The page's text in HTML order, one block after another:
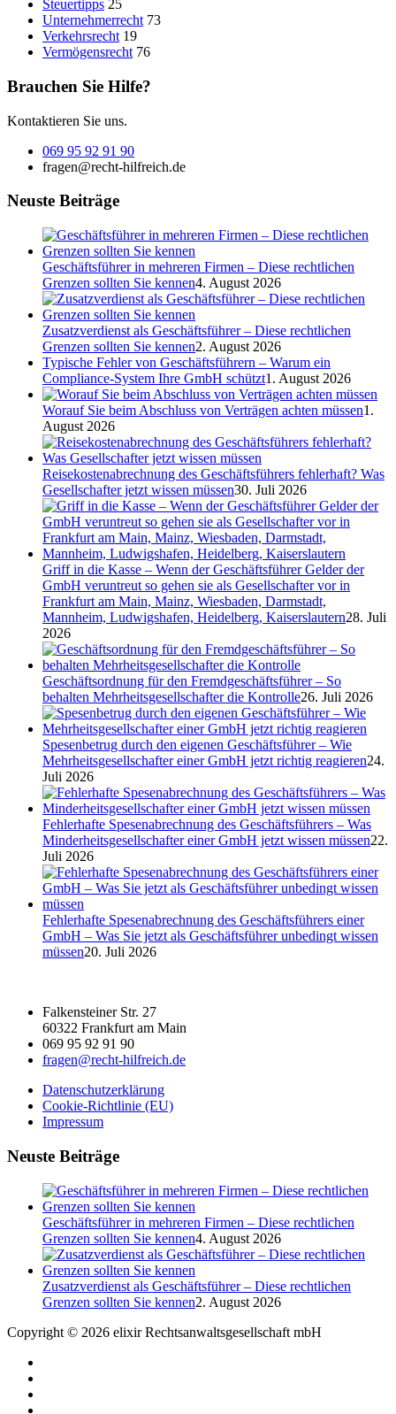
Steuertipps 25
Unternehmerrecht 73
Verkehrsrecht 19
Vermögensrecht 76
Brauchen Sie Hilfe?
Kontaktieren Sie uns.
069 95 92 91 90
fragen@recht-hilfreich.de
Neuste Beiträge
Geschäftsführer in mehreren Firmen – Diese rechtlichen
Grenzen sollten Sie kennen4. August 2026
Zusatzverdienst als Geschäftsführer – Diese rechtlichen
Grenzen sollten Sie kennen2. August 2026
Typische Fehler von Geschäftsführern – Warum ein
Compliance-System Ihre GmbH schützt1. August 2026
Worauf Sie beim Abschluss von Verträgen achten müssen1.
August 2026
Reisekostenabrechnung des Geschäftsführers fehlerhaft? Was
Gesellschafter jetzt wissen müssen30. Juli 2026
Griff in die Kasse – Wenn der Geschäftsführer Gelder der
GmbH veruntreut so gehen sie als Gesellschafter vor in
Frankfurt am Main, Mainz, Wiesbaden, Darmstadt,
Mannheim, Ludwigshafen, Heidelberg, Kaiserslautern28. Juli
2026
Geschäftsordnung für den Fremdgeschäftsführer – So
behalten Mehrheitsgesellschafter die Kontrolle26. Juli 2026
Spesenbetrug durch den eigenen Geschäftsführer – Wie
Mehrheitsgesellschafter einer GmbH jetzt richtig reagieren24.
Juli 2026
Fehlerhafte Spesenabrechnung des Geschäftsführers – Was
Minderheitsgesellschafter einer GmbH jetzt wissen müssen22.
Juli 2026
Fehlerhafte Spesenabrechnung des Geschäftsführers einer
GmbH – Was Sie jetzt als Geschäftsführer unbedingt wissen
müssen20. Juli 2026
Falkensteiner Str. 27
60322 Frankfurt am Main
069 95 92 91 90
fragen@recht-hilfreich.de
Datenschutzerklärung
Cookie-Richtlinie (EU)
Impressum
Neuste Beiträge
Geschäftsführer in mehreren Firmen – Diese rechtlichen
Grenzen sollten Sie kennen4. August 2026
Zusatzverdienst als Geschäftsführer – Diese rechtlichen
Grenzen sollten Sie kennen2. August 2026
Copyright © 2026 elixir Rechtsanwaltsgesellschaft mbH